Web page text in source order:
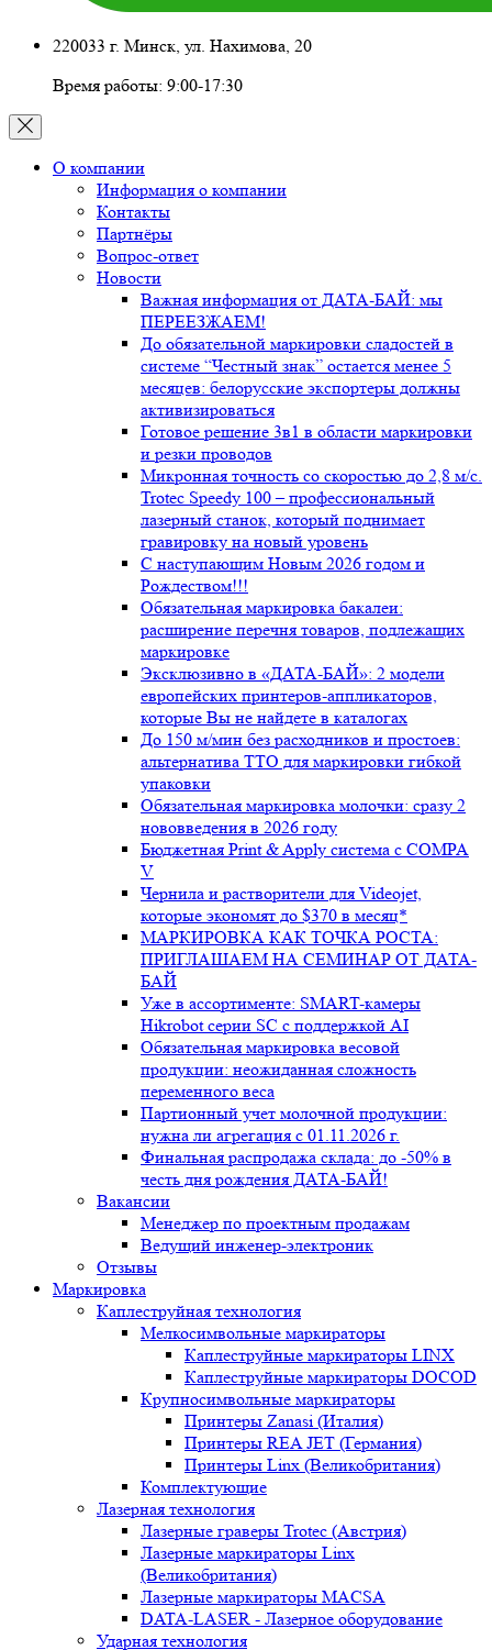
220033 г. Минск, ул. Нахимова, 20
Время работы: 9:00-17:30
О компании
Информация о компании
Контакты
Партнёры
Вопрос-ответ
Новости
Важная информация от ДАТА-БАЙ: мы
ПЕРЕЕЗЖАЕМ!
До обязательной маркировки сладостей в
системе “Честный знак” остается менее 5
месяцев: белорусские экспортеры должны
активизироваться
Готовое решение 3в1 в области маркировки
и резки проводов
Микронная точность со скоростью до 2,8 м/с.
Trotec Speedy 100 – профессиональный
лазерный станок, который поднимает
гравировку на новый уровень
С наступающим Новым 2026 годом и
Рождеством!!!
Обязательная маркировка бакалеи:
расширение перечня товаров, подлежащих
маркировке
Эксклюзивно в «ДАТА-БАЙ»: 2 модели
европейских принтеров-аппликаторов,
которые Вы не найдете в каталогах
До 150 м/мин без расходников и простоев:
альтернатива ТТО для маркировки гибкой
упаковки
Обязательная маркировка молочки: сразу 2
нововведения в 2026 году
Бюджетная Print & Apply система с COMPA
V
Чернила и растворители для Videojet,
которые экономят до $370 в месяц*
МАРКИРОВКА КАК ТОЧКА РОСТА:
ПРИГЛАШАЕМ НА СЕМИНАР ОТ ДАТА-
БАЙ
Уже в ассортименте: SMART-камеры
Hikrobot серии SC с поддержкой AI
Обязательная маркировка весовой
продукции: неожиданная сложность
переменного веса
Партионный учет молочной продукции:
нужна ли агрегация с 01.11.2026 г.
Финальная распродажа склада: до -50% в
честь дня рождения ДАТА-БАЙ!
Вакансии
Менеджер по проектным продажам
Ведущий инженер-электроник
Отзывы
Маркировка
Каплеструйная технология
Мелкосимвольные маркираторы
Каплеструйные маркираторы LINX
Каплеструйные маркираторы DOCOD
Крупносимвольные маркираторы
Принтеры Zanasi (Италия)
Принтеры REA JET (Германия)
Принтеры Linx (Великобритания)
Комплектующие
Лазерная технология
Лазерные граверы Trotec (Австрия)
Лазерные маркираторы Linx
(Великобритания)
Лазерные маркираторы MACSA
DATA-LASER - Лазерное оборудование
Ударная технология